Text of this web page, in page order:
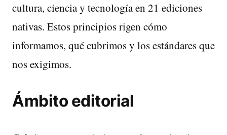
cultura, ciencia y tecnología en 21 ediciones
nativas. Estos principios rigen cómo
informamos, qué cubrimos y los estándares que
nos exigimos.
Ámbito editorial